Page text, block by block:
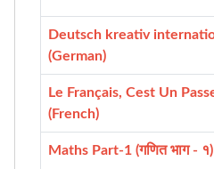
Deutsch kreativ
(German)
Le Français, Cest Un
(French)
Maths Part-1 (गणित भाग - १)